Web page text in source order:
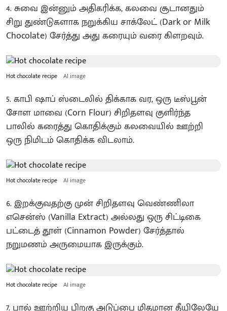
4. சுவை இன்னும் அதிகரிக்க, கலவை சூடானதும்
சிறு துண்டுகளாக நறுக்கிய சாக்லேட் (Dark or Milk
Chocolate) சேர்த்து அது கரையும் வரை கிளறவும்.
Hot chocolate recipe AI image
5. காபி ஷாப் ஸ்டைலில் திக்காக வர, ஒரு டீஸ்பூன்
சோள மாவை (Corn Flour) சிறிதளவு குளிர்ந்த
பாலில் கரைத்து கொதிக்கும் கலவையில் ஊற்றி
ஒரு நிமிடம் கொதிக்க விடலாம்.
Hot chocolate recipe AI image
6. இறக்குவதற்கு முன் சிறிதளவு வெண்ணிலா
எசென்ஸ் (Vanilla Extract) அல்லது ஒரு சிட்டிகை
பட்டைத் தூள் (Cinnamon Powder) சேர்த்தால்
நறுமணம் அருமையாக இருக்கும்.
Hot chocolate recipe AI image
7. பால் ஊற்றிய பிறகு அடுப்பை மிதமான தீயிலேயே